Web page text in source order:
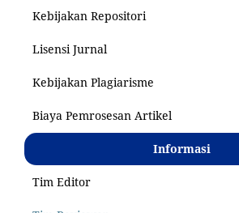
Kebijakan Repositori
Lisensi Jurnal
Kebijakan Plagiarisme
Biaya Pemrosesan Artikel
Informasi
Tim Editor